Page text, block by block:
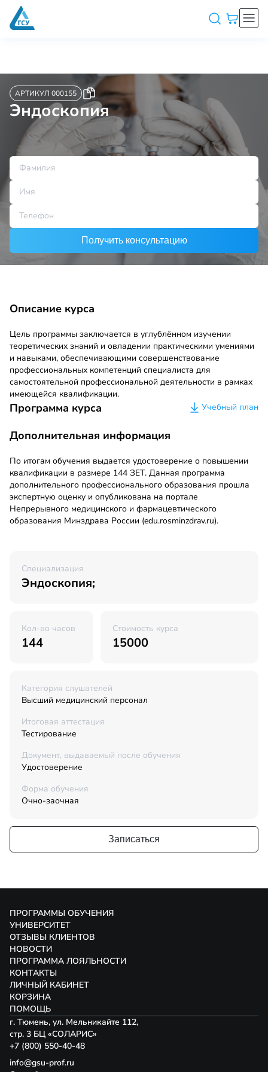
АРТИКУЛ 000155
Эндоскопия
Получить консультацию
Описание курса
Цель программы заключается в углублённом изучении
теоретических знаний и овладении практическими умениями
и навыками, обеспечивающими совершенствование
профессиональных компетенций специалиста для
самостоятельной профессиональной деятельности в рамках
имеющейся квалификации.
Программа курса Учебный план
Дополнительная информация
По итогам обучения выдается удостоверение о повышении
квалификации в размере 144 ЗЕТ. Данная программа
дополнительного профессионального образования прошла
экспертную оценку и опубликована на портале
Непрерывного медицинского и фармацевтического
образования Минздрава России (edu.rosminzdrav.ru).
Специализация
Эндоскопия;
Кол-во часов
144
Стоимость курса
15000
Категория слушателей
Высший медицинский персонал
Итоговая аттестация
Тестирование
Документ, выдаваемый после обучения
Удостоверение
Форма обучения
Очно-заочная
Записаться
ПРОГРАММЫ ОБУЧЕНИЯ
УНИВЕРСИТЕТ
ОТЗЫВЫ КЛИЕНТОВ
НОВОСТИ
ПРОГРАММА ЛОЯЛЬНОСТИ
КОНТАКТЫ
ЛИЧНЫЙ КАБИНЕТ
КОРЗИНА
ПОМОЩЬ
г. Тюмень, ул. Мельникайте 112,
стр. 3 БЦ «СОЛАРИС»
+7 (800) 550-40-48
info@gsu-prof.ru